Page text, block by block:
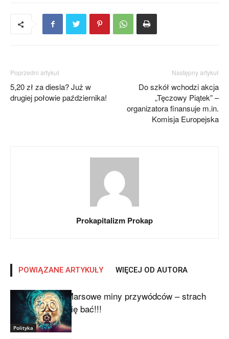
Poprzedni artykuł
5,20 zł za diesla? Już w
drugiej połowie października!
Następny artykuł
Do szkół wchodzi akcja
„Tęczowy Piątek” –
organizatora finansuje m.in.
Komisja Europejska
Prokapitalizm Prokap
POWIĄZANE ARTYKUŁY WIĘCEJ OD AUTORA
Polityka
Marsowe miny przywódców – strach
się bać!!!